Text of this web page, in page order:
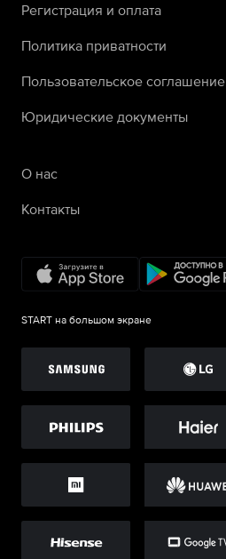
Регистрация и оплата
Политика приватности
Пользовательское соглашение
Юридические документы
О нас
Контакты
START на большом экране